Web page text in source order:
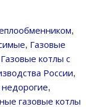
,
, Газовые
Газовые котлы с
России,
,
газовые котлы